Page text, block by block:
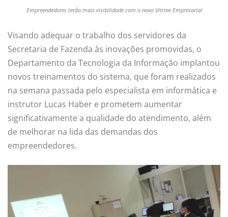
Empreendedores terão mais visibilidade com o novo Vitrine Empresarial
Visando adequar o trabalho dos servidores da
Secretaria de Fazenda às inovações promovidas, o
Departamento da Tecnologia da Informação implantou
novos treinamentos do sistema, que foram realizados
na semana passada pelo especialista em informática e
instrutor Lucas Haber e prometem aumentar
significativamente a qualidade do atendimento, além
de melhorar na lida das demandas dos
empreendedores.